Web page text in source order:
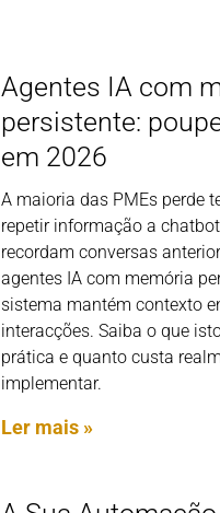
Agentes IA com
persistente:
em 2026
A maioria das PMEs perde
repetir informação a
recordam conversas
agentes IA com memória
sistema mantém contexto
interacções. Saiba o que
prática e quanto custa
implementar.
Ler mais »